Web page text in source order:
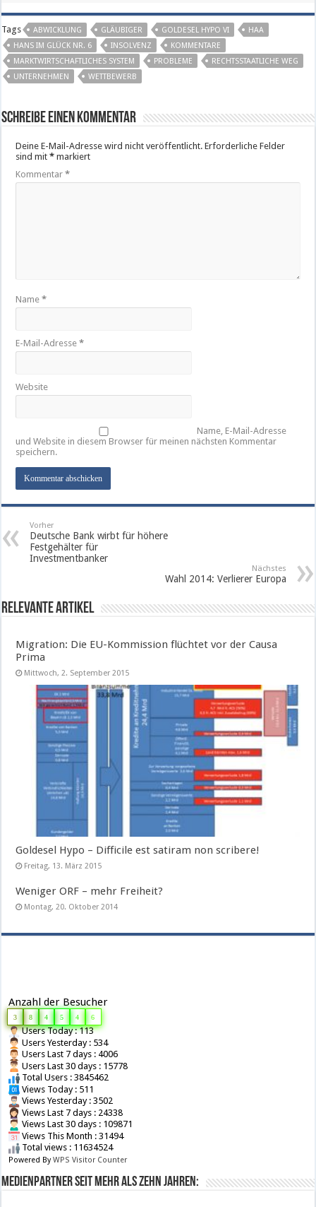
Tags ABWICKLUNG GLÄUBIGER GOLDESEL HYPO VI
HAA
HANS IM GLÜCK NR. 6
INSOLVENZ
KOMMENTARE
MARKTWIRTSCHAFTLICHES SYSTEM
PROBLEME
RECHTSSTAATLICHE WEG
UNTERNEHMEN
WETTBEWERB
Schreibe einen Kommentar
Deine E-Mail-Adresse wird nicht veröffentlicht. Erforderliche Felder
sind mit* markiert
Kommentar*
Name*
E-Mail-Adresse*
Website
Name, E-Mail-Adresse
und Website in diesem Browser für meinen nächsten Kommentar
speichern.
Vorher
Deutsche Bank wirbt für höhere
Festgehälter für
Investmentbanker
Nächstes
Wahl 2014: Verlierer Europa
Relevante Artikel
Migration: Die EU-Kommission flüchtet vor der Causa
Prima
Mittwoch, 2. September 2015
Goldesel Hypo – Difficile est satiram non scribere!
Freitag, 13. März 2015
Weniger ORF – mehr Freiheit?
Montag, 20. Oktober 2014
Anzahl der Besucher
3 8 4 5 4 6
Users Today : 113
Users Yesterday : 534
Users Last 7 days : 4006
Users Last 30 days : 15778
Total Users : 3845462
Views Today : 511
Views Yesterday : 3502
Views Last 7 days : 24338
Views Last 30 days : 109871
Views This Month : 31494
Total views : 11634524
Powered ByWPS Visitor Counter
Medienpartner seit mehr als zehn Jahren: